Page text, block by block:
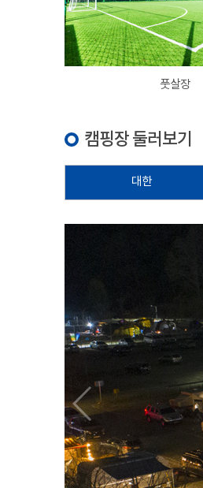
풋살장
캠핑장 둘러보기
대한